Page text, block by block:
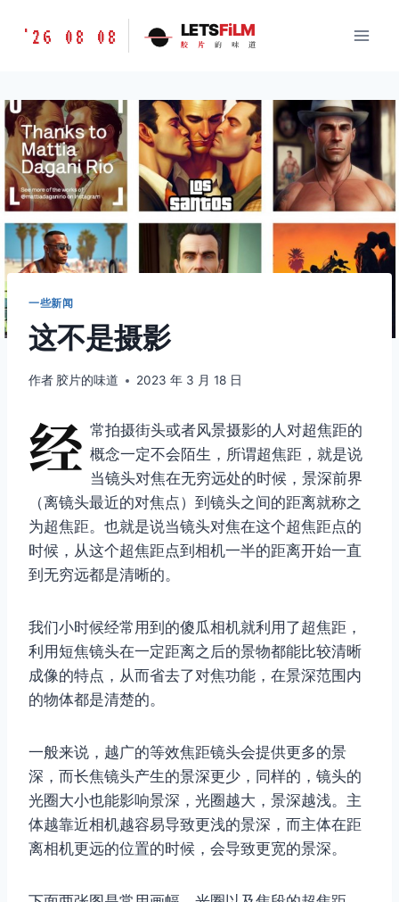
胶
味
道
LETSFILM
'26 08 08 LETSFiLM
胶 片 的 味 道
一些新闻
这不是摄影
作者 胶片的味道 2023 年 3 月 18 日
经 常拍摄街头或者风景摄影的人对超焦距的
概念一定不会陌生，所谓超焦距，就是说
当镜头对焦在无穷远处的时候，景深前界
（离镜头最近的对焦点）到镜头之间的距离就称之
为超焦距。也就是说当镜头对焦在这个超焦距点的
时候，从这个超焦距点到相机一半的距离开始一直
到无穷远都是清晰的。
我们小时候经常用到的傻瓜相机就利用了超焦距，
利用短焦镜头在一定距离之后的景物都能比较清晰
成像的特点，从而省去了对焦功能，在景深范围内
的物体都是清楚的。
一般来说，越广的等效焦距镜头会提供更多的景
深，而长焦镜头产生的景深更少，同样的，镜头的
光圈大小也能影响景深，光圈越大，景深越浅。主
体越靠近相机越容易导致更浅的景深，而主体在距
离相机更远的位置的时候，会导致更宽的景深。